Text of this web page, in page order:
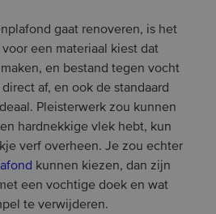
gaat renoveren, is het
een materiaal kiest dat
en bestand tegen vocht
af, en ook de standaard
Pleisterwerk zou kunnen
hardnekkige vlek hebt, kun
verf overheen. Je zou echter
kunnen kiezen, dan zijn
een vochtige doek en wat
te verwijderen.